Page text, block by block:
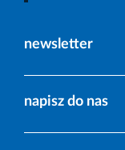
newsletter
napisz do nas